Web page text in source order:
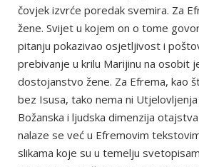
čovjek izvrće poredak svemira. Za
žene. Svijet u kojem on o tome
pitanju pokazivao osjetljivost i
prebivanje u krilu Marijinu na osobit
dostojanstvo žene. Za Efrema, kao
bez Isusa, tako nema ni
Božanska i ljudska dimenzija
nalaze se već u Efremovim
slikama koje su u temelju